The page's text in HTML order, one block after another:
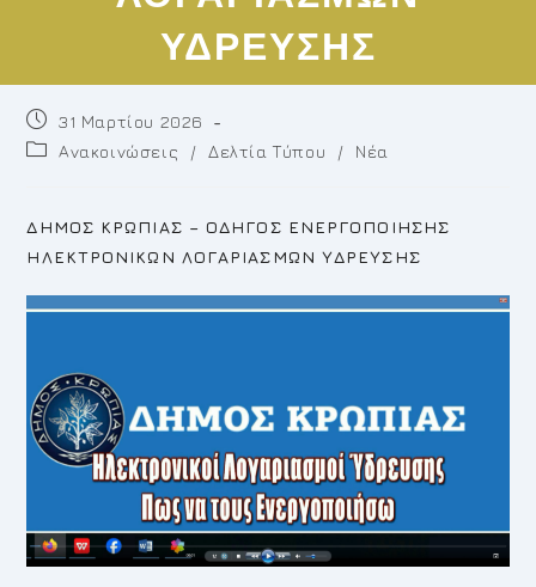
ΥΔΡΕΥΣΗΣ
Post
published:
31 Μαρτίου 2026
PostΑνακοινώσεις / Δελτία Τύπου / Νέα
ΔΗΜΟΣ ΚΡΩΠΙΑΣ – ΟΔΗΓΟΣ ΕΝΕΡΓΟΠΟΙΗΣΗΣ
ΗΛΕΚΤΡΟΝΙΚΩΝ ΛΟΓΑΡΙΑΣΜΩΝ ΥΔΡΕΥΣΗΣ